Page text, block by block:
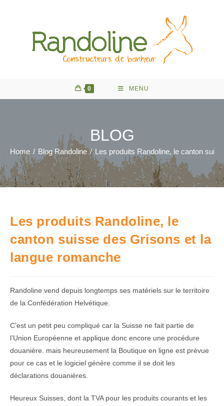
0 MENU
BLOG
Home / Blog Randoline / Les produits Randoline, le canton
Les produits Randoline, le
canton suisse des Grisons et la
langue romanche
Randoline vend depuis longtemps ses matériels sur le territoire
de la Confédération Helvétique.
C’est un petit peu compliqué car la Suisse ne fait partie de
l’Union Européenne et applique donc encore une procédure
douanière. mais heureusement la Boutique en ligne est prévue
pour ce cas et le logiciel génère comme il se doit les
déclarations douanières.
Heureux Suisses, dont la TVA pour les produits courants et les